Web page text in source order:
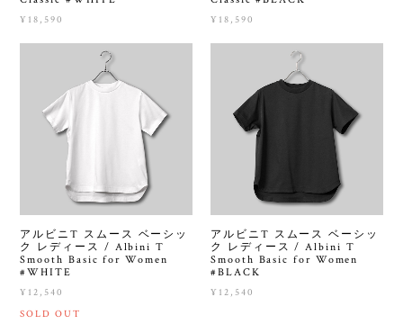
¥18,590 ¥18,590
アルビニT スムース ベーシッ
ク レディース / Albini T
Smooth Basic for Women
#WHITE
¥12,540
SOLD OUT
アルビニT スムース ベーシッ
ク レディース / Albini T
Smooth Basic for Women
#BLACK
¥12,540